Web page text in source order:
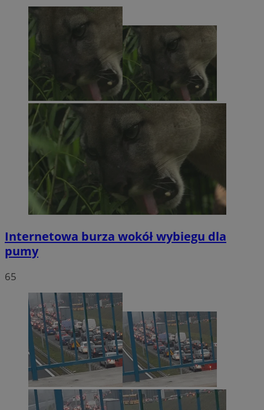
Internetowa burza wokół wybiegu dla
pumy
65